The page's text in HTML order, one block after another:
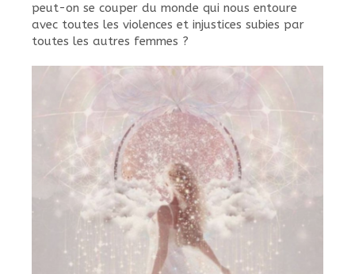
peut-on se couper du monde qui nous entoure
avec toutes les violences et injustices subies par
toutes les autres femmes ?